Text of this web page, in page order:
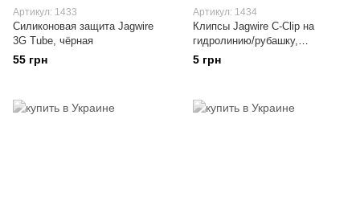
Артикул: 1433
Силиконовая защита Jagwire
3G Tube, чёрная
55 грн
Артикул: 1434
Клипсы Jagwire C-Clip на
гидролинию/рубашку,
пластиковые
5 грн